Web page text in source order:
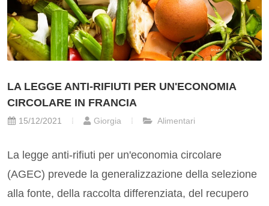
LA LEGGE ANTI-RIFIUTI PER UN'ECONOMIA
CIRCOLARE IN FRANCIA
15/12/2021 Giorgia Alimentari
La legge anti-rifiuti per un'economia circolare
(AGEC) prevede la generalizzazione della selezione
alla fonte, della raccolta differenziata, del recupero